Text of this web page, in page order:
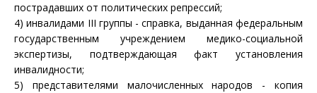
пострадавших от политических репрессий;
4) инвалидами III группы - справка, выданная федеральным
государственным учреждением медико-социальной
экспертизы, подтверждающая факт установления
инвалидности;
5) представителями малочисленных народов - копия